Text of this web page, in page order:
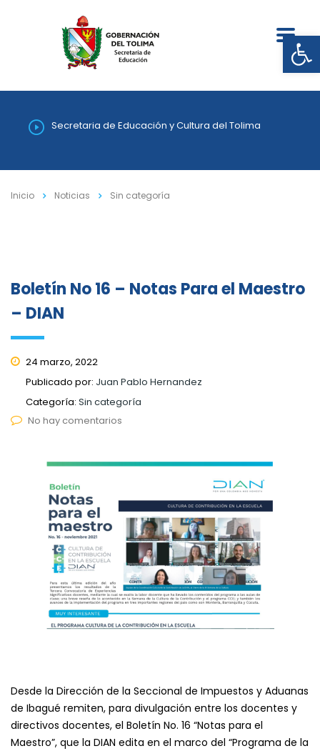
Secretaria de Educación y Cultura del Tolima
Inicio Noticias Sin categoría
Boletín No 16 – Notas Para el Maestro
– DIAN
24 marzo, 2022
Publicado por: Juan Pablo Hernandez
Categoría: Sin categoría
No hay comentarios
Desde la Dirección de la Seccional de Impuestos y Aduanas
de Ibagué remiten, para divulgación entre los docentes y
directivos docentes, el Boletín No. 16 “Notas para el
Maestro”, que la DIAN edita en el marco del “Programa de la